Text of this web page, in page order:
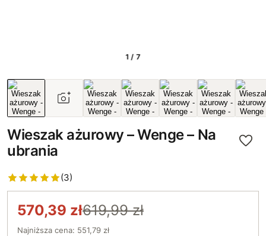
1 / 7
Wieszak ażurowy – Wenge – Na
ubrania
(3)
570,39 zł619,99 zł
Najniższa cena: 551,79 zł